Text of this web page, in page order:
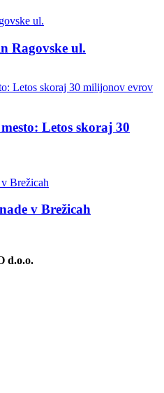
Ragovske ul.
Letos skoraj 30
v Brežicah
d.o.o.